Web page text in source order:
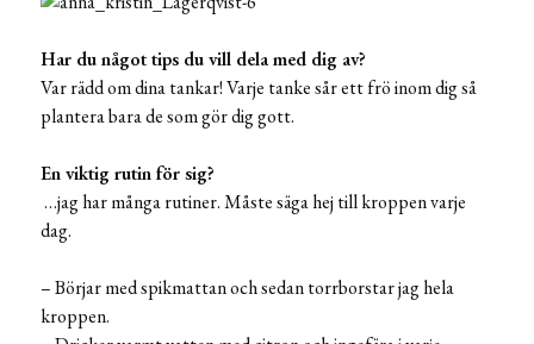
Har du något tips du vill dela med dig av?
Var rädd om dina tankar! Varje tanke sår ett frö inom dig så
plantera bara de som gör dig gott.
En viktig rutin för sig?
…jag har många rutiner. Måste säga hej till kroppen varje
dag.
– Börjar med spikmattan och sedan torrborstar jag hela
kroppen.